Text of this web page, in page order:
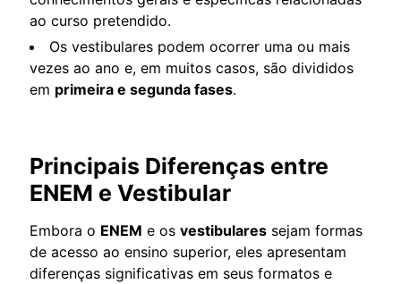
ao curso pretendido.
Os vestibulares podem ocorrer uma ou mais
vezes ao ano e, em muitos casos, são divididos
em primeira e segunda fases.
Principais Diferenças entre
ENEM e Vestibular
Embora o ENEM e os vestibulares sejam formas
de acesso ao ensino superior, eles apresentam
diferenças significativas em seus formatos e